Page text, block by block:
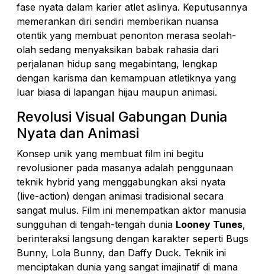
fase nyata dalam karier atlet aslinya. Keputusannya
memerankan diri sendiri memberikan nuansa
otentik yang membuat penonton merasa seolah-
olah sedang menyaksikan babak rahasia dari
perjalanan hidup sang megabintang, lengkap
dengan karisma dan kemampuan atletiknya yang
luar biasa di lapangan hijau maupun animasi.
Revolusi Visual Gabungan Dunia
Nyata dan Animasi
Konsep unik yang membuat film ini begitu
revolusioner pada masanya adalah penggunaan
teknik hybrid yang menggabungkan aksi nyata
(live-action) dengan animasi tradisional secara
sangat mulus. Film ini menempatkan aktor manusia
sungguhan di tengah-tengah dunia Looney Tunes,
berinteraksi langsung dengan karakter seperti Bugs
Bunny, Lola Bunny, dan Daffy Duck. Teknik ini
menciptakan dunia yang sangat imajinatif di mana